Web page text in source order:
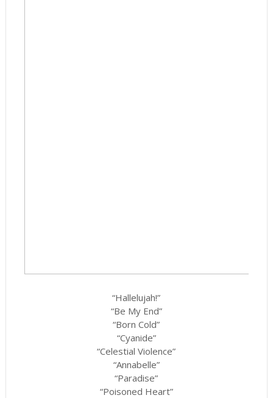
“Hallelujah!”
“Be My End”
“Born Cold”
“Cyanide”
“Celestial Violence”
“Annabelle”
“Paradise”
“Poisoned Heart”